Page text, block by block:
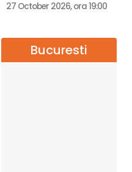
27 October 2026, ora 19:00
Bucuresti